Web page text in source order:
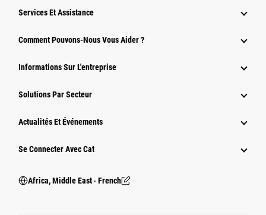
Services Et Assistance
Comment Pouvons-Nous Vous Aider ?
Informations Sur L'entreprise
Solutions Par Secteur
Actualités Et Événements
Se Connecter Avec Cat
Africa, Middle East ‧ French